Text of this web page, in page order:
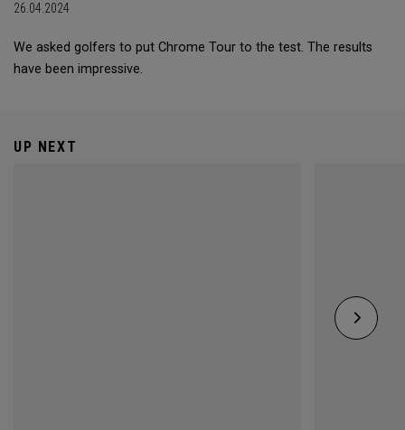
26.04.2024
We asked golfers to put Chrome Tour to the test. The results
have been impressive.
UP NEXT